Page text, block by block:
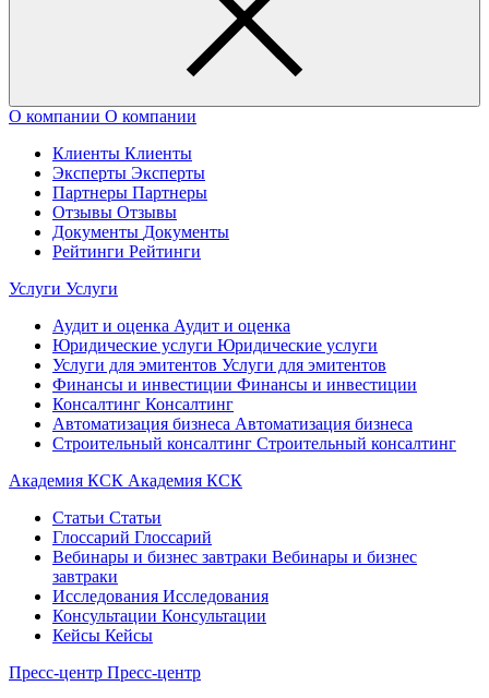
О компании О компании
Клиенты Клиенты
Эксперты Эксперты
Партнеры Партнеры
Отзывы Отзывы
Документы Документы
Рейтинги Рейтинги
Услуги Услуги
Аудит и оценка Аудит и оценка
Юридические услуги Юридические услуги
Услуги для эмитентов Услуги для эмитентов
Финансы и инвестиции Финансы и инвестиции
Консалтинг Консалтинг
Автоматизация бизнеса Автоматизация бизнеса
Строительный консалтинг Строительный консалтинг
Академия КСК Академия КСК
Статьи Статьи
Глоссарий Глоссарий
Вебинары и бизнес завтраки Вебинары и бизнес
завтраки
Исследования Исследования
Консультации Консультации
Кейсы Кейсы
Пресс-центр Пресс-центр